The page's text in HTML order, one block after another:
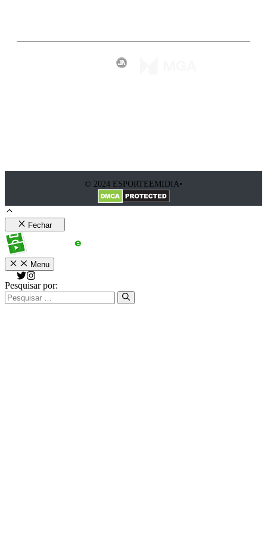
© 2024 ESPORTEEMIDIA•
Fechar
Menu
Pesquisar por: